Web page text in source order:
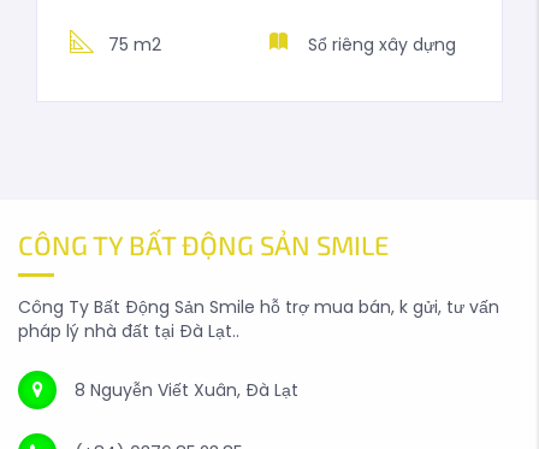
75 m2 Sổ riêng xây dựng
CÔNG TY BẤT ĐỘNG SẢN SMILE
Công Ty Bất Động Sản Smile hỗ trợ mua bán, k gửi, tư vấn
pháp lý nhà đất tại Đà Lạt..
8 Nguyễn Viết Xuân, Đà Lạt